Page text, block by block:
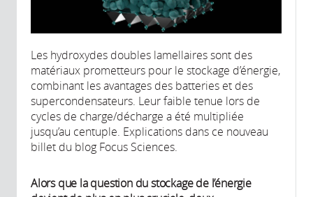
Les hydroxydes doubles lamellaires sont des
matériaux prometteurs pour le stockage d’énergie,
combinant les avantages des batteries et des
supercondensateurs. Leur faible tenue lors de
cycles de charge/décharge a été multipliée
jusqu’au centuple. Explications dans ce nouveau
billet du blog Focus Sciences.
Alors que la question du stockage de l’énergie